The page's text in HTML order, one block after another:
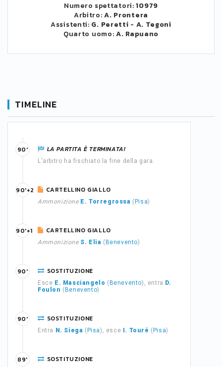
Numero spettatori:10979
Arbitro:A. Prontera
Assistenti: G. Peretti - A. Tegoni
Quarto uomo:A. Rapuano
TIMELINE
LA PARTITA È TERMINATA!
L'arbitro ha fischiato la fine della gara.
90'
CARTELLINO GIALLO
Ammonizione E. Torregrossa ( Pisa)
90'+2
CARTELLINO GIALLO
Ammonizione S. Elia ( Benevento)
90'+1
SOSTITUZIONE
Esce E. Masciangelo ( Benevento), entra D.
Foulon ( Benevento)
90'
SOSTITUZIONE
Entra N. Siega ( Pisa), esce I. Touré ( Pisa)
90'
SOSTITUZIONE
89'